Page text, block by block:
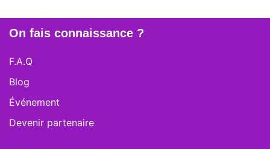
On fais connaissance ?
F.A.Q
Blog
Événement
Devenir partenaire